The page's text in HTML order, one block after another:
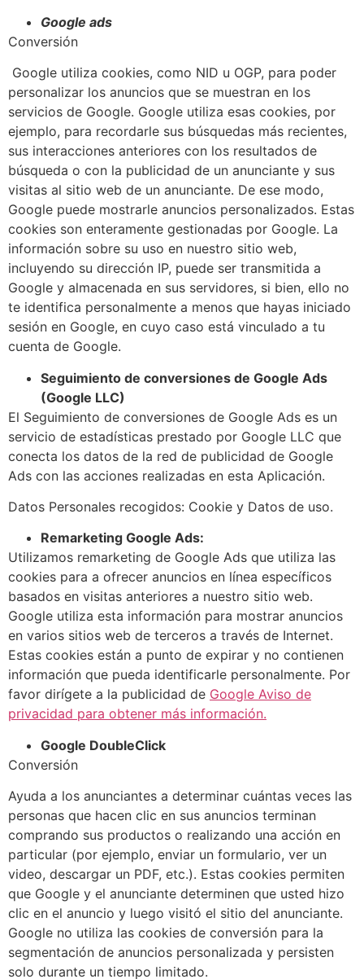
Google ads
Conversión
Google utiliza cookies, como NID u OGP, para poder
personalizar los anuncios que se muestran en los
servicios de Google. Google utiliza esas cookies, por
ejemplo, para recordarle sus búsquedas más recientes,
sus interacciones anteriores con los resultados de
búsqueda o con la publicidad de un anunciante y sus
visitas al sitio web de un anunciante. De ese modo,
Google puede mostrarle anuncios personalizados. Estas
cookies son enteramente gestionadas por Google. La
información sobre su uso en nuestro sitio web,
incluyendo su dirección IP, puede ser transmitida a
Google y almacenada en sus servidores, si bien, ello no
te identifica personalmente a menos que hayas iniciado
sesión en Google, en cuyo caso está vinculado a tu
cuenta de Google.
Seguimiento de conversiones de Google Ads
(Google LLC)
El Seguimiento de conversiones de Google Ads es un
servicio de estadísticas prestado por Google LLC que
conecta los datos de la red de publicidad de Google
Ads con las acciones realizadas en esta Aplicación.
Datos Personales recogidos: Cookie y Datos de uso.
Remarketing Google Ads:
Utilizamos remarketing de Google Ads que utiliza las
cookies para a ofrecer anuncios en línea específicos
basados en visitas anteriores a nuestro sitio web.
Google utiliza esta información para mostrar anuncios
en varios sitios web de terceros a través de Internet.
Estas cookies están a punto de expirar y no contienen
información que pueda identificarle personalmente. Por
favor dirígete a la publicidad de Google Aviso de
privacidad para obtener más información.
Google DoubleClick
Conversión
Ayuda a los anunciantes a determinar cuántas veces las
personas que hacen clic en sus anuncios terminan
comprando sus productos o realizando una acción en
particular (por ejemplo, enviar un formulario, ver un
video, descargar un PDF, etc.). Estas cookies permiten
que Google y el anunciante determinen que usted hizo
clic en el anuncio y luego visitó el sitio del anunciante.
Google no utiliza las cookies de conversión para la
segmentación de anuncios personalizada y persisten
solo durante un tiempo limitado.